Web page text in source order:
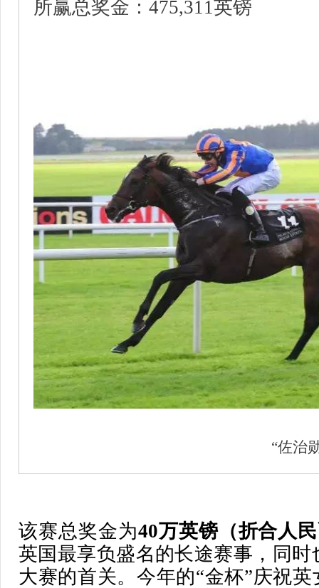
所赢总奖金：475,311英镑
“佐治
该赛总奖金为40万英镑（折合人
英国最享负盛名的长途赛事，同
大赛的首关。今年的“金杯”庆祝